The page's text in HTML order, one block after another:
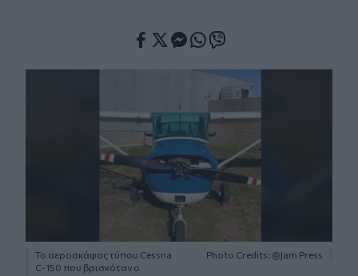
Το αεροσκάφος τύπου Cessna
C-150 που βρισκόταν ο
Photo Credits: @Jam Press